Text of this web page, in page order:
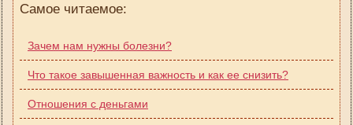
Самое читаемое:
Зачем нам нужны болезни?
Что такое завышенная важность и как ее снизить?
Отношения с деньгами